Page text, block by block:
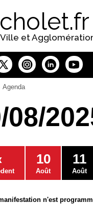
cholet.fr
Ville et
Agenda
08/
10
Août
11
Août
n'est